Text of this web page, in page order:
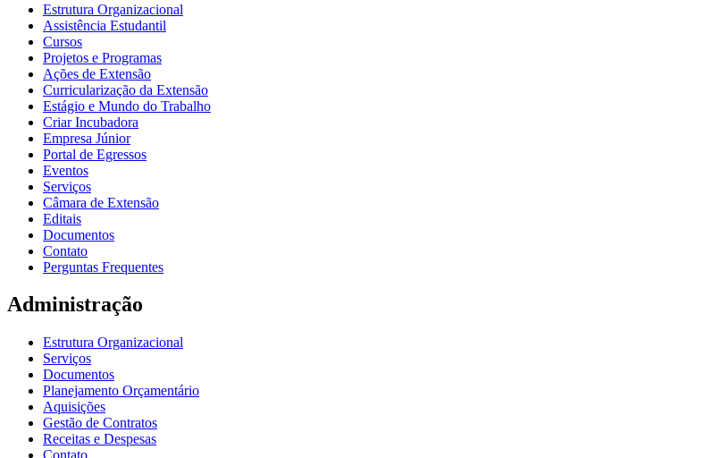
Estrutura Organizacional
Assistência Estudantil
Cursos
Projetos e Programas
Ações de Extensão
Curricularização da Extensão
Estágio e Mundo do Trabalho
Criar Incubadora
Empresa Júnior
Portal de Egressos
Eventos
Serviços
Câmara de Extensão
Editais
Documentos
Contato
Perguntas Frequentes
Administração
Estrutura Organizacional
Serviços
Documentos
Planejamento Orçamentário
Aquisições
Gestão de Contratos
Receitas e Despesas